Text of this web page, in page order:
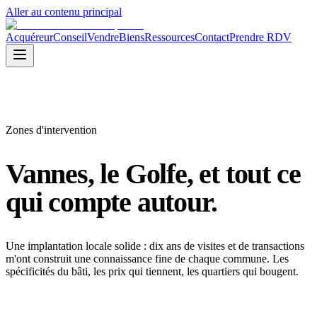
Aller au contenu principal
AcquéreurConseilVendreBiensRessourcesContactPrendre RDV
Zones d'intervention
Vannes, le Golfe, et tout ce
qui compte autour.
Une implantation locale solide : dix ans de visites et de transactions
m'ont construit une connaissance fine de chaque commune. Les
spécificités du bâti, les prix qui tiennent, les quartiers qui bougent.